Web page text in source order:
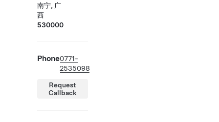
南宁, 广
西
530000
Phone0771-
2535098
Request
Callback